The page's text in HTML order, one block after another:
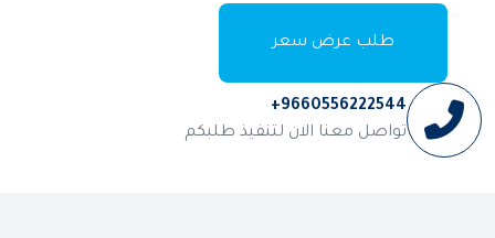
طلب عرض سعر
9660556222544+
تواصل معنا الان لتنفيذ طلبكم